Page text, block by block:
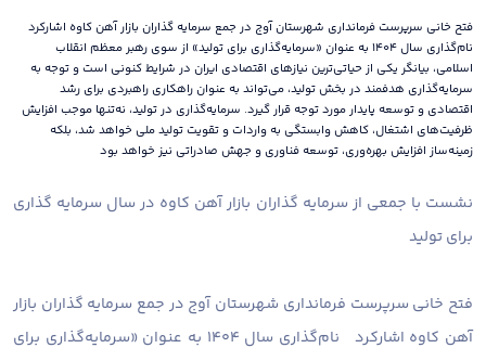
فتح خانی سرپرست فرمانداری شهرستان آوج در جمع سرمایه گذاران بازار آهن کاوه اشارکرد
نام‌گذاری سال ۱۴۰۴ به عنوان «سرمایه‌گذاری برای تولید» از سوی رهبر معظم انقلاب
اسلامی، بیانگر یکی از حیاتی‌ترین نیازهای اقتصادی ایران در شرایط کنونی است و توجه به
سرمایه‌گذاری هدفمند در بخش تولید، می‌تواند به عنوان راهکاری راهبردی برای رشد
اقتصادی و توسعه پایدار مورد توجه قرار گیرد. سرمایه‌گذاری در تولید، نه‌تنها موجب افزایش
ظرفیت‌های اشتغال، کاهش وابستگی به واردات و تقویت تولید ملی خواهد شد، بلکه
زمینه‌ساز افزایش بهره‌وری، توسعه فناوری و جهش صادراتی نیز خواهد بود
نشست با جمعی از سرمایه گذاران بازار آهن کاوه در سال سرمایه گذاری
برای تولید
فتح خانی سرپرست فرمانداری شهرستان آوج در جمع سرمایه گذاران بازار
آهن کاوه اشارکرد نام‌گذاری سال ۱۴۰۴ به عنوان «سرمایه‌گذاری برای